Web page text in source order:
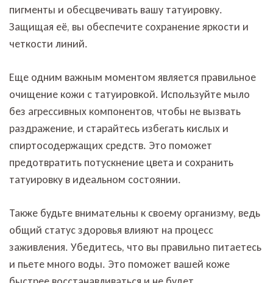
пигменты и обесцвечивать вашу татуировку.
Защищая её, вы обеспечите сохранение яркости и
четкости линий.
Еще одним важным моментом является правильное
очищение кожи с татуировкой. Используйте мыло
без агрессивных компонентов, чтобы не вызвать
раздражение, и старайтесь избегать кислых и
спиртосодержащих средств. Это поможет
предотвратить потускнение цвета и сохранить
татуировку в идеальном состоянии.
Также будьте внимательны к своему организму, ведь
общий статус здоровья влияют на процесс
заживления. Убедитесь, что вы правильно питаетесь
и пьете много воды. Это поможет вашей коже